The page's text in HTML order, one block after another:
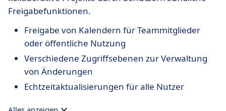
Freigabefunktionen.
Freigabe von Kalendern für Teammitglieder
oder öffentliche Nutzung
Verschiedene Zugriffsebenen zur Verwaltung
von Änderungen
Echtzeitaktualisierungen für alle Nutzer